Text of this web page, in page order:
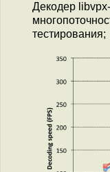
Декодер
тестирования;